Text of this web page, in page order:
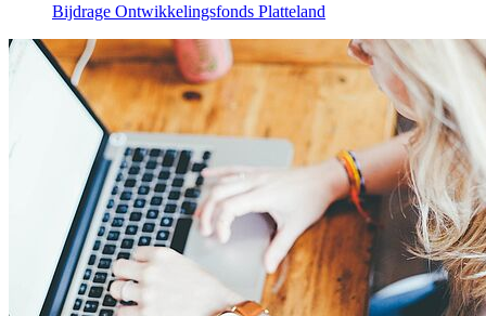
Bijdrage Ontwikkelingsfonds Platteland